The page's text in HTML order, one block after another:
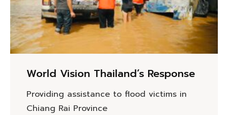
World Vision Thailand’s Response
Providing assistance to flood victims in
Chiang Rai Province